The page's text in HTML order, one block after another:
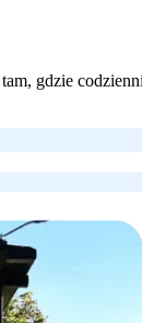
tam, gdzie